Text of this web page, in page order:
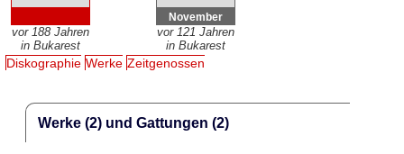
vor 188 Jahren
in Bukarest
November
vor 121 Jahren
in Bukarest
Diskographie Werke Zeitgenossen
Werke (2) und Gattungen (2)